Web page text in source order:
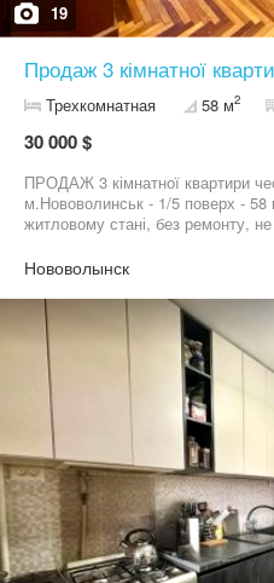
19
Продаж 3 кімнатної
Трехкомнатная 58 м2
30 000 $
ПРОДАЖ 3 кімнатної квартири
м.Нововолинськ - 1/5 поверх -
житловому стані, без ремонту,
кімнати гарної квадратної
Доглянути прибудинкова
Квартира розташована у
приватним сектором. Поруч
зупинка, магазини, кафе та
Нововолынск